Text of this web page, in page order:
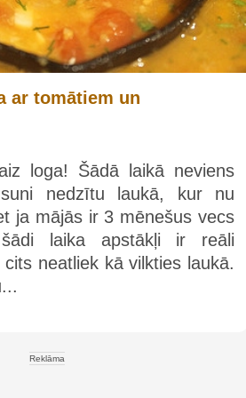
ar tomātiem un
loga! Šādā laikā neviens
nedzītu laukā, kur nu
ja mājās ir 3 mēnešus vecs
laika apstākļi ir reāli
neatliek kā vilkties laukā.
Reklāma